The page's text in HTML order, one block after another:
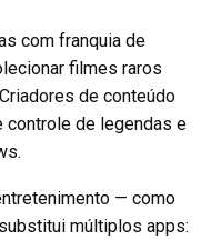
com franquia de
filmes raros
de conteúdo
controle de legendas e
— como
múltiplos apps: